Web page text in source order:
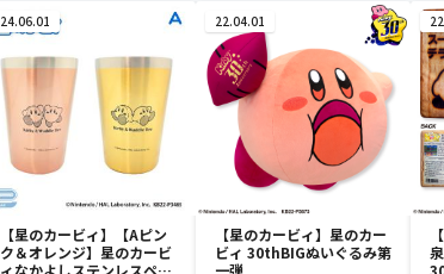
24.06.01
【星のカービィ】【Aピン
ク＆オレンジ】星のカービ
22.04.01
【星のカービィ】星のカー
ビィ 30thBIGぬいぐるみ第